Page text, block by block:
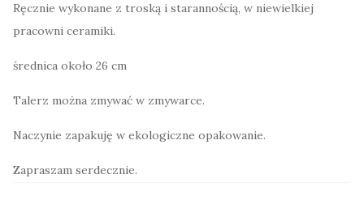
Ręcznie wykonane z troską i starannością, w niewielkiej
pracowni ceramiki.
średnica około 26 cm
Talerz można zmywać w zmywarce.
Naczynie zapakuję w ekologiczne opakowanie.
Zapraszam serdecznie.